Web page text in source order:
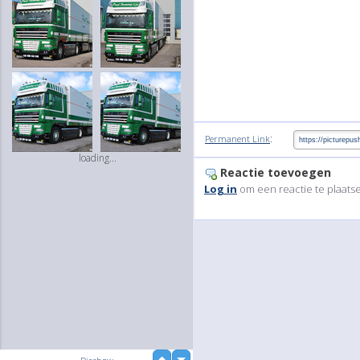
loading...
Permanent Link:
Reactie toevoegen
Log in om een reactie te